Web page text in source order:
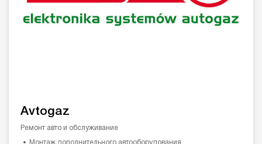
Avtogaz
Ремонт авто и обслуживание
Монтаж дополнительного автооборудования